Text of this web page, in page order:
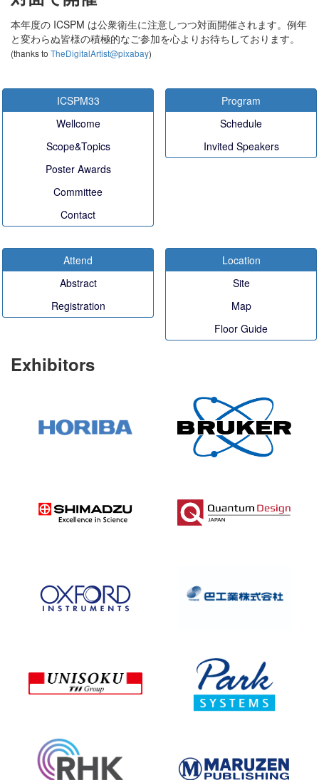
本年度の ICSPM は公衆衛生に注意しつつ対面開催されます。例年
と変わらぬ皆様の積極的なご参加を心よりお待ちしております。
(thanks to TheDigitalArtist@pixabay)
ICSPM33
Wellcome
Scope&Topics
Poster Awards
Committee
Contact
Program
Schedule
Invited Speakers
Attend
Abstract
Registration
Location
Site
Map
Floor Guide
Exhibitors